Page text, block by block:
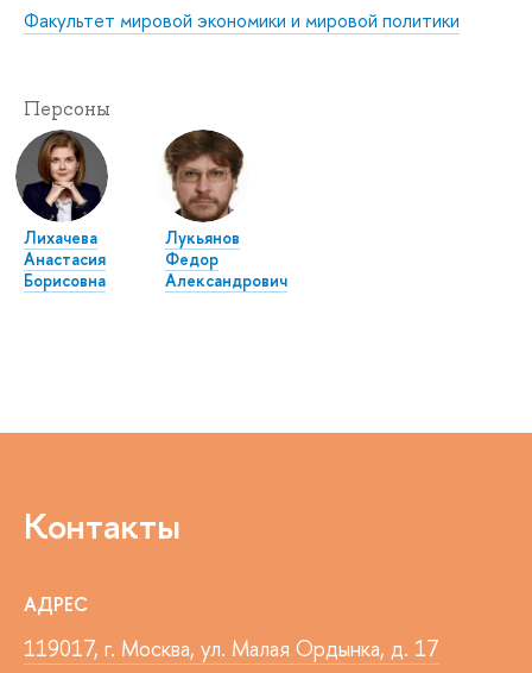
Факультет мировой экономики и мировой политики
Персоны
Лихачева
Анастасия
Борисовна
Лукьянов
Федор
Александрович
Контакты
АДРЕС
119017, г. Москва, ул. Малая Ордынка, д. 17